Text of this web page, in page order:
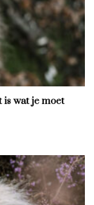
is wat je moet